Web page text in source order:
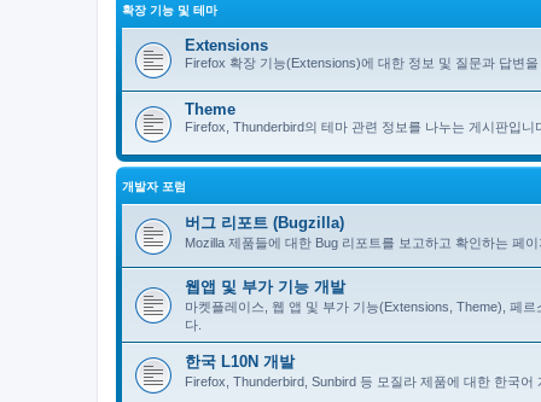
확장 기능 및 테마
Extensions
Firefox 확장 기능(Extensions)에 대한 정보 및 질문과 답변
Theme
Firefox, Thunderbird의 테마 관련 정보를 나누는 게시판입니
개발자 포럼
버그 리포트 (Bugzilla)
Mozilla 제품들에 대한 Bug 리포트를 보고하고 확인하는 페이
웹앱 및 부가 기능 개발
마켓플레이스, 웹 앱 및 부가 기능(Extensions, Theme), 페
다.
한국 L10N 개발
Firefox, Thunderbird, Sunbird 등 모질라 제품에 대한 한국어